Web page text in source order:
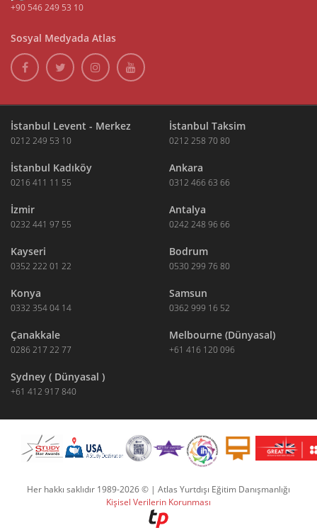
+90 546 249 53 10
Sosyal Medyada Atlas
İstanbul Levent - Merkez
0212 249 53 10
İstanbul Taksim
0212 258 70 80
İstanbul Kadıköy
0216 411 11 55
Ankara
0312 466 63 66
İzmir
0232 441 97 55
Antalya
0242 248 96 66
Kayseri
0352 222 01 22
Bodrum
0530 299 76 80
Konya
0332 354 04 14
Samsun
0362 999 16 52
Çanakkale
0286 217 22 77
Melbourne (Dünyasal)
+61 416 120 096
Sydney ( Dünyasal )
+61 412 917 840
Her hakkı saklıdır 1989-2026 © | Atlas Yurtdışı Eğitim Danışmanlığı
Kişisel Verilerin Korunması